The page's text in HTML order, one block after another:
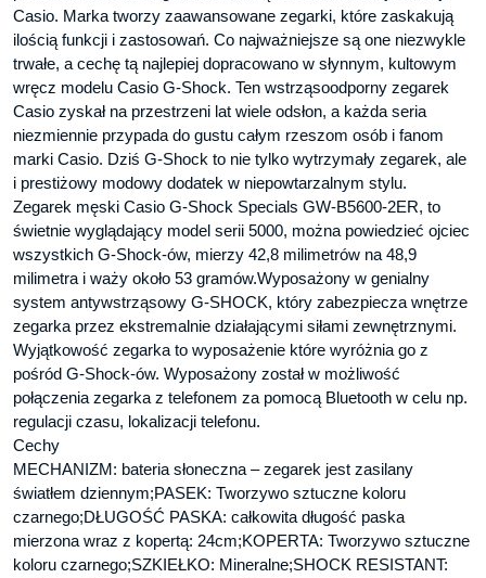
Casio. Marka tworzy zaawansowane zegarki, które zaskakują
ilością funkcji i zastosowań. Co najważniejsze są one niezwykle
trwałe, a cechę tą najlepiej dopracowano w słynnym, kultowym
wręcz modelu Casio G-Shock. Ten wstrząsoodporny zegarek
Casio zyskał na przestrzeni lat wiele odsłon, a każda seria
niezmiennie przypada do gustu całym rzeszom osób i fanom
marki Casio. Dziś G-Shock to nie tylko wytrzymały zegarek, ale
i prestiżowy modowy dodatek w niepowtarzalnym stylu.
Zegarek męski Casio G-Shock Specials GW-B5600-2ER, to
świetnie wyglądający model serii 5000, można powiedzieć ojciec
wszystkich G-Shock-ów, mierzy 42,8 milimetrów na 48,9
milimetra i waży około 53 gramów.Wyposażony w genialny
system antywstrząsowy G-SHOCK, który zabezpiecza wnętrze
zegarka przez ekstremalnie działającymi siłami zewnętrznymi.
Wyjątkowość zegarka to wyposażenie które wyróżnia go z
pośród G-Shock-ów. Wyposażony został w możliwość
połączenia zegarka z telefonem za pomocą Bluetooth w celu np.
regulacji czasu, lokalizacji telefonu.
Cechy
MECHANIZM: bateria słoneczna – zegarek jest zasilany
światłem dziennym;PASEK: Tworzywo sztuczne koloru
czarnego;DŁUGOŚĆ PASKA: całkowita długość paska
mierzona wraz z kopertą: 24cm;KOPERTA: Tworzywo sztuczne
koloru czarnego;SZKIEŁKO: Mineralne;SHOCK RESISTANT: